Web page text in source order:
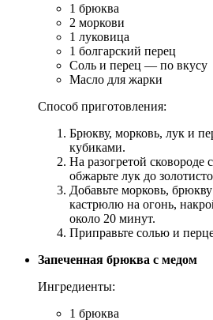
1 брюква
2 моркови
1 луковица
1 болгарский перец
Соль и перец — по вкусу
Масло для жарки
Способ приготовления:
Брюкву, морковь, лук и
кубиками.
На разогретой
обжарьте лук до
Добавьте морковь,
кастрюлю на огонь,
около 20 минут.
Приправьте солью и
Запеченная брюква с медом
Ингредиенты:
1 брюква